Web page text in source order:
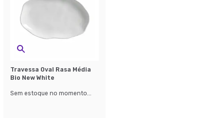
Travessa Oval Rasa Média
Bio New White
Sem estoque no momento...